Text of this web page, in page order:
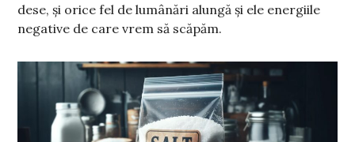
dese, și orice fel de lumânări alungă și ele energiile
negative de care vrem să scăpăm.